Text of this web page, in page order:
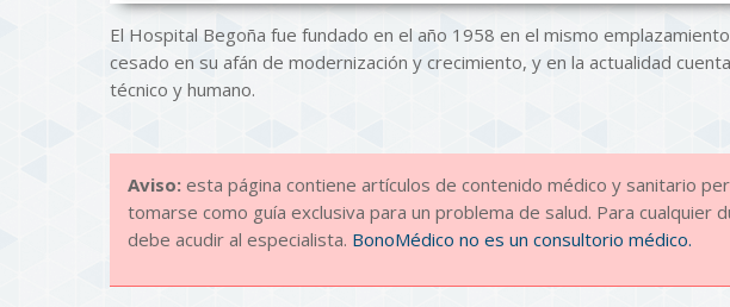
El Hospital Begoña fue fundado en el año 1958 en el mismo
cesado en su afán de modernización y crecimiento, y en la actualidad
técnico y humano.
Aviso: esta página contiene artículos de contenido médico y sanitario
tomarse como guía exclusiva para un problema de salud. Para cualquier
debe acudir al especialista. BonoMédico no es un consultorio médico.